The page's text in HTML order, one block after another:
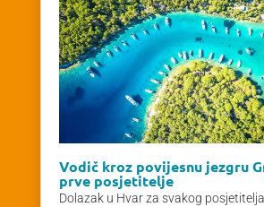
Vodič kroz povijesnu jezgru
prve posjetitelje
Dolazak u Hvar za svakog